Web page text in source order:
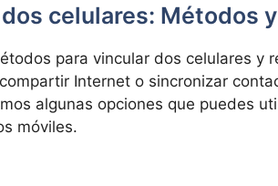
celulares: Métodos
para vincular dos celulares y
Internet o sincronizar
algunas opciones que puedes
móviles.